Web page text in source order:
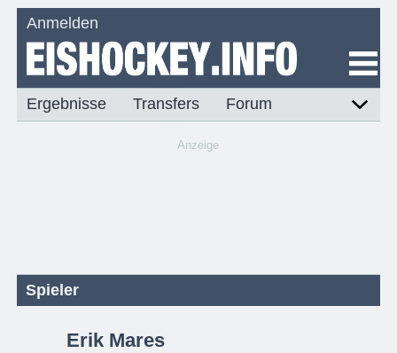
Anmelden
Ergebnisse Transfers Forum
Anzeige
Spieler
Erik Mares